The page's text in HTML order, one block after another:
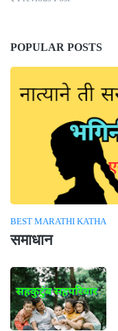
POPULAR POSTS
BEST MARATHI KATHA
समाधान